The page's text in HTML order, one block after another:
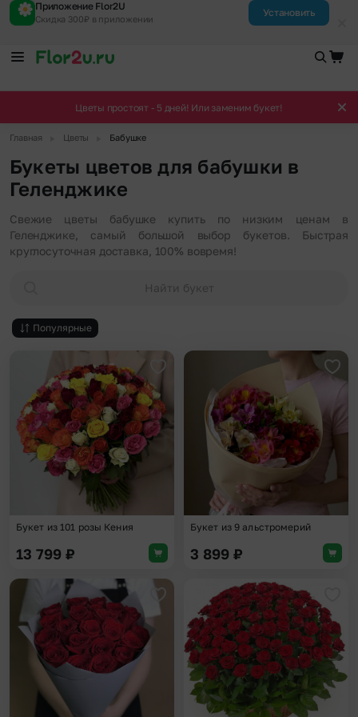
Приложение Flor2U
Скидка 300₽ в приложении
Установить
Цветы простоят - 5 дней! Или заменим букет!
Главная Цветы Бабушке
Букеты цветов для бабушки в
Геленджике
Свежие цветы бабушке купить по низким ценам в
Геленджике, самый большой выбор букетов. Быстрая
круглосуточная доставка, 100% вовремя!
Найти букет
Популярные
Добавить в избранное
Букет из 101 розы Кения
13 799 ₽
Букет из 9 альстромерий
3 899 ₽
Добавить в избранное